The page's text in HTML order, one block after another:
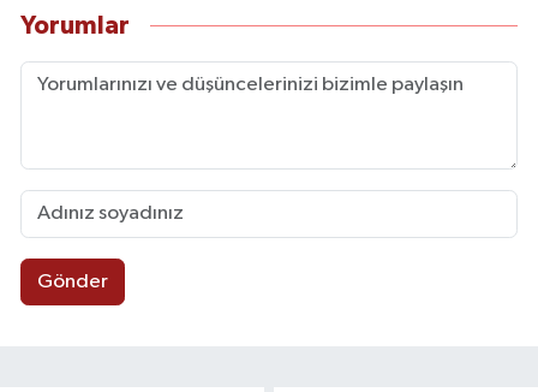
Yorumlar
Gönder